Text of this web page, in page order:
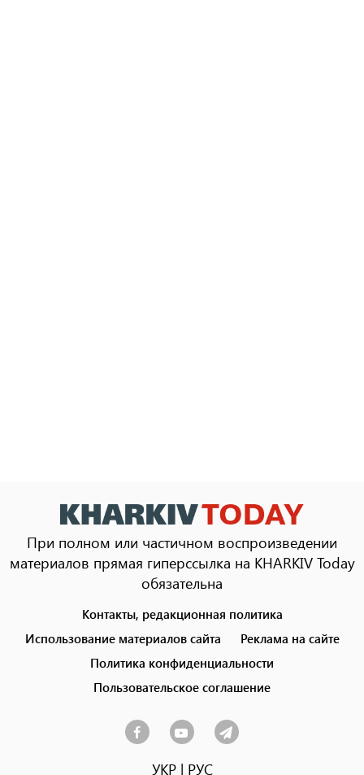
При полном или частичном воспроизведении
материалов прямая гиперссылка на KHARKIV Today
обязательна
menu
Контакты, редакционная политика
Использование материалов сайта
Реклама на сайте
Политика конфиденциальности
Пользовательское соглашение
УКР| РУС